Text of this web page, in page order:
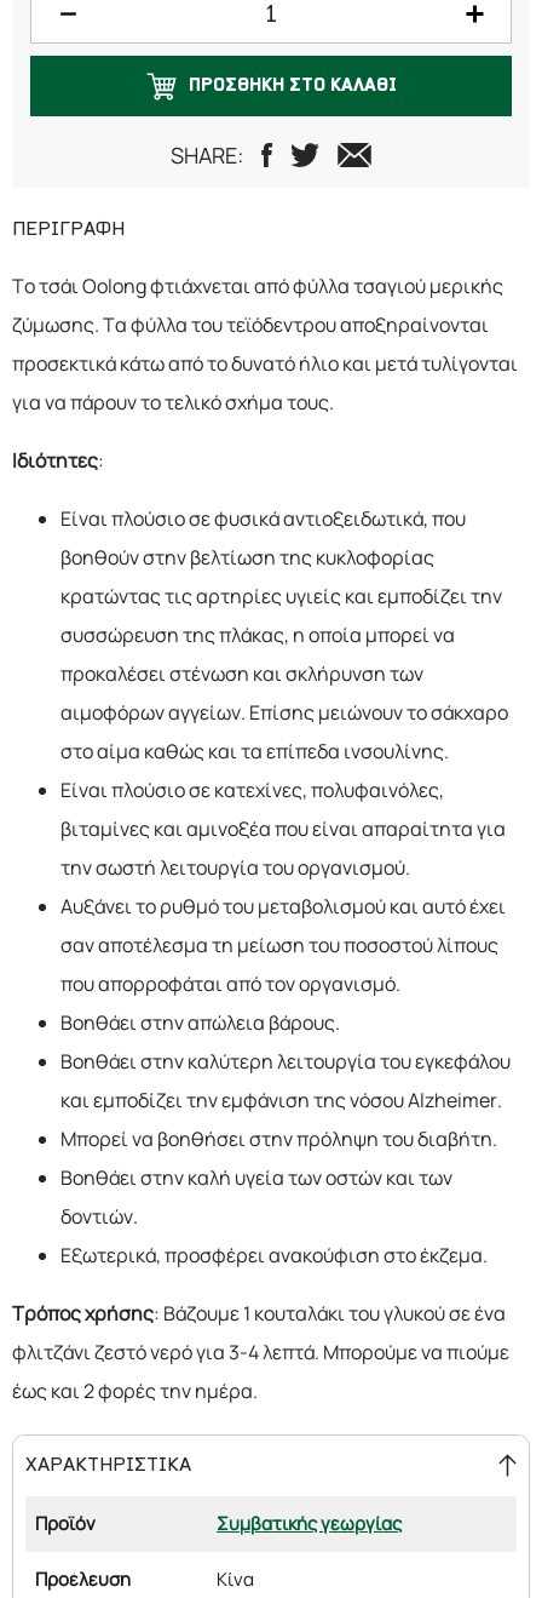
125 γραμμάρια
150 γραμμάρια
200 γραμμάρια
500 γραμμάρια
750 γραμμάρια
1 κιλό
ΠΡΟΣΘΗΚΗ ΣΤΟ ΚΑΛΑΘΙ
SHARE:
ΠΕΡΙΓΡΑΦΗ
Το τσάι Oolong φτιάχνεται από φύλλα τσαγιού μερικής
ζύμωσης. Τα φύλλα του τεϊόδεντρου αποξηραίνονται
προσεκτικά κάτω από το δυνατό ήλιο και μετά τυλίγονται
για να πάρουν το τελικό σχήμα τους.
Ιδιότητες:
Είναι πλούσιο σε φυσικά αντιοξειδωτικά, που
βοηθούν στην βελτίωση της κυκλοφορίας
κρατώντας τις αρτηρίες υγιείς και εμποδίζει την
συσσώρευση της πλάκας, η οποία μπορεί να
προκαλέσει στένωση και σκλήρυνση των
αιμοφόρων αγγείων. Επίσης μειώνουν το σάκχαρο
στο αίμα καθώς και τα επίπεδα ινσουλίνης.
Είναι πλούσιο σε κατεχίνες, πολυφαινόλες,
βιταμίνες και αμινοξέα που είναι απαραίτητα για
την σωστή λειτουργία του οργανισμού.
Αυξάνει το ρυθμό του μεταβολισμού και αυτό έχει
σαν αποτέλεσμα τη μείωση του ποσοστού λίπους
που απορροφάται από τον οργανισμό.
Βοηθάει στην απώλεια βάρους.
Βοηθάει στην καλύτερη λειτουργία του εγκεφάλου
και εμποδίζει την εμφάνιση της νόσου Alzheimer.
Μπορεί να βοηθήσει στην πρόληψη του διαβήτη.
Βοηθάει στην καλή υγεία των οστών και των
δοντιών.
Εξωτερικά, προσφέρει ανακούφιση στο έκζεμα.
Τρόπος χρήσης: Βάζουμε 1 κουταλάκι του γλυκού σε ένα
φλιτζάνι ζεστό νερό για 3-4 λεπτά. Μπορούμε να πιούμε
έως και 2 φορές την ημέρα.
ΧΑΡΑΚΤΗΡΙΣΤΙΚΑ
Προϊόν Συμβατικής γεωργίας
Προέλευση Κίνα